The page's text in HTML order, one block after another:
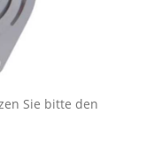
Sie bitte den